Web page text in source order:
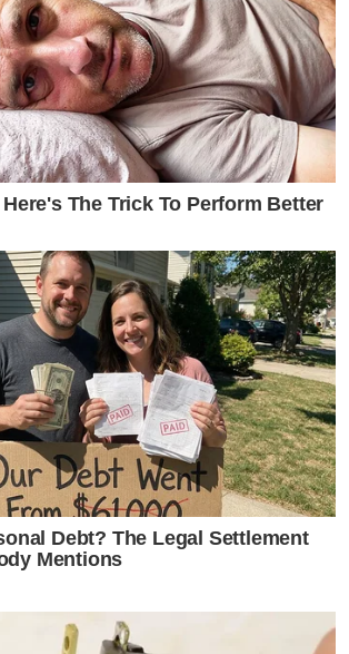
The Trick To Perform Better
Debt? The Legal Settlement
Mentions